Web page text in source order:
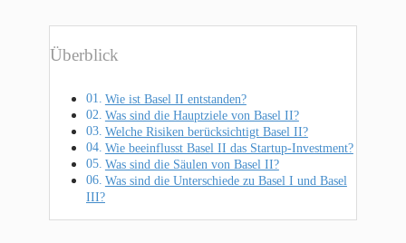
Überblick
Wie ist Basel II entstanden?
Was sind die Hauptziele von Basel II?
Welche Risiken berücksichtigt Basel II?
Wie beeinflusst Basel II das Startup-Investment?
Was sind die Säulen von Basel II?
Was sind die Unterschiede zu Basel I und Basel
III?